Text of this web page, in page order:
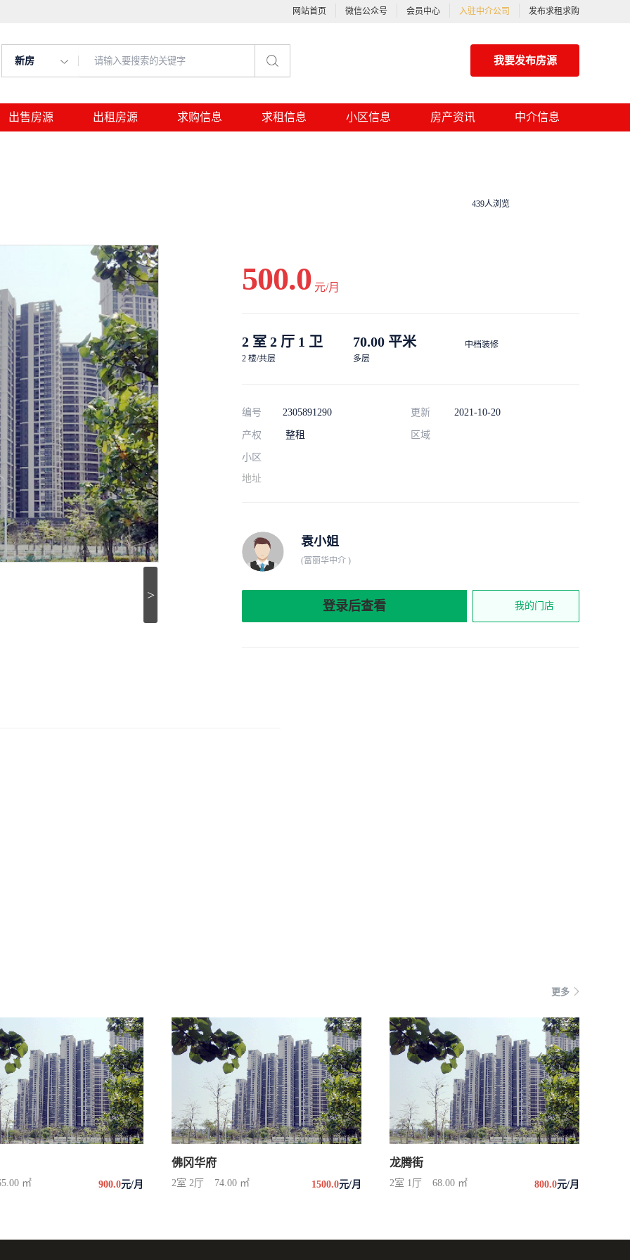
网站首页 微信公众号 会员中心 入驻中介公司 发布求租求购
新房 我要发布房源
出售房源 出租房源 求购信息 求租信息 小区信息 房产资讯 中介信息
439人浏览
>
500.0 元/月
2 室 2 厅 1 卫
2 楼/共层
70.00 平米
多层
中档装修
编号 2305891290 更新 2021-10-20
产权 整租 区域
小区
地址
袁小姐
(富丽华中介 )
我的门店
登录后查看
更多
㎡ 900.0元/月
佛冈华府
2室 2厅 74.00 ㎡ 1500.0元/月
龙腾街
2室 1厅 68.00 ㎡ 800.0元/月